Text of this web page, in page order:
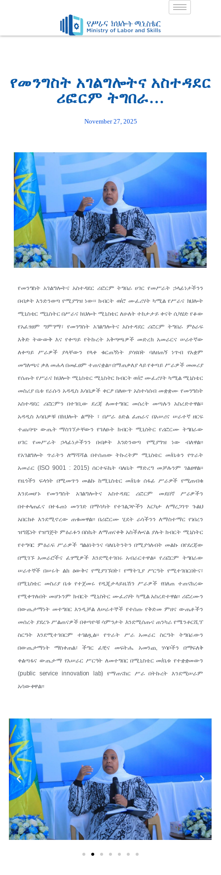
የመንግስት አገልግሎትና አስተዳደር
ሪፎርም ትግበራ…
November 27, 2025
የመንግስት አገልግሎትና አስተዳደር ሪፎርም ትግበራ ሀገር የመሥራት ኃላፊነታችንን
በብቃት እንድንወጣ የሚያግዝ ነው፡፡ ክብርት ወ/ሮ ሙፈሪሃት ካሚል የሥራና ክህሎት
ሚኒስቴር ሚኒስትር በሥራና ክህሎት ሚኒስቴር ለሁለት ተከታታይ ቀናት ሲካሄድ የቆው
የአፈፃፀም ግምገማ፣ የመንግስት አገልግሎትና አስተዳደር ሪፎርም ትግበራ ምዕራፍ
እቅድ ትውውቅ እና የቀጣይ የትኩረት አቅጣጫዎች መድረክ አመራርና ሠራተኛው
ለቀጣይ ሥራዎች ያላቸውን የላቀ ቁርጠኝነት ያሳዩበት ባለዘጠኝ ነጥብ የአቋም
መግለጫና ቃለ መሐላ በመፈፀም ተጠናቋል፡፡ በማጠቃለያ ላይ የቀጣይ ሥራዎች መመሪያ
የሰጡት የሥራና ክህሎት ሚኒስቴር ሚኒስትር ክብርት ወ/ሮ ሙፈሪሃት ካሚል ሚኒስቴር
መስሪያ ቤቱ የራሱን አዳዲስ እሳቤዎች ቀርፆ በለውጥ አስተሳሰብ መቋቋሙ የመንግስት
አስተዳደር ሪፎርምን በተገቢው ደረጃ ለመተግበር መሰረት መጣሉን አስረድተዋል፡፡
አዳዲስ እሳቤዎቹ በክህሎት ልማት ፣ በሥራ ዕድል ፈጠራና በአሠሪና ሠራተኛ ዘርፍ
ተጨባጭ ውጤት ማስገኘታቸውን የገለፁት ክብርት ሚኒስትር የሪፎርሙ ትግበራው
ሀገር የመሥራት ኃላፊነታችንን በብቃት እንድንወጣ የሚያግዝ ነው ብለዋል፡፡
የአገልግሎት ጥራትን ለማሻሻል በተሰጠው ትኩረትም ሚኒስቴር መ/ቤቱን የጥራት
አመራር (ISO 9001 : 2015) ሰርተፍኬት ባለቤት ማድረግ መቻሉንም ገልፀዋል፡፡
የዜጎችን ፍላጎት በሚመጥን መልኩ ከሚኒስቴር መ/ቤቱ ሰፋፊ ሥራዎች የሚጠብቁ
እንደመሆኑ የመንግስት አገልግሎትና አስተዳደር ሪፎርም መደበኛ ሥራዎችን
በተቀላጠፈና በተፋጠነ መንገድ በማሳካት የተገልጋዮችን እርካታ ለማረጋገጥ ጉልህ
አበርክቶ እንደሚኖረው ጠቁመዋል፡፡ በሪፎርሙ ሂደት ራሳችንን ለማስተማር የነበረን
ዝግጁነት የዝግጅት ምዕራፉን በስኬት ለማጠናቀቅ አስችሎናል ያሉት ክብርት ሚኒስትር
የተግባር ምዕራፍ ሥራዎች ግልፅነትንና ባለቤትንትን በሚያጎለብት መልኩ በየደረጃው
በሚገኙ አመራሮችና ፈፃሚዎች እንደሚተገበሩ አብራርተዋል፡፡ የሪፎርም ትግበራው
ሠራተኞች በሠሩት ልክ ዕውቅና የሚያገኙበት፣ የማትጊያ ሥርዓት የሚተገበርበትና፣
በሚኒስቴር መስሪያ ቤቱ የተጀመሩ የዲጂታላይዜሽን ሥራዎች የበለጠ ተጠናክረው
የሚቀጥሉበት መሆኑንም ክብርት ሚኒስትር ሙፈሪሃት ካሚል አስረድተዋል፡፡ ሪፎረሙን
በውጤታማነት መተግበር እንዲቻል ለሠራተኞች የተሰጡ የቅድመ ምዘና ውጤቶችን
መሰረት ያደረጉ ሥልጠናዎች በቀጣዮቹ ሳምንታት እንደሚሰጡና ጠንካራ የሜንቶርሺፕ
ስርዓት እንደሚተገበርም ተገልጿል፡፡ የጥራት ሥራ አመራር ስርዓት ትግበራውን
በውጤታማነት ማስቀጠል፣ ችግር ፈቺና መፍትሔ አመንጪ ሃሳቦችን በማፍለቅ
ቀልጣፋና ውጤታማ የአሠራር ሥርዓት ለመተግበር በሚኒስቴር መ/ቤቱ የተቋቋመውን
(public service innovation lab) የማጠናከር ሥራ በትኩረት እንደሚሠራም
አሳውቀዋል፡፡